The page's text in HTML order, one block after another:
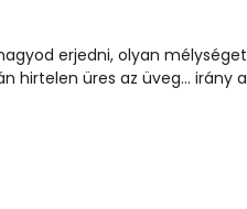
erjedni, olyan mélységet
hirtelen üres az üveg... irány a